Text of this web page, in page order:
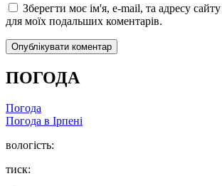
Зберегти моє ім'я, e-mail, та адресу
для моїх подальших коментарів.
ПОГОДА
Погода
Погода в Ірпені
вологість:
тиск: